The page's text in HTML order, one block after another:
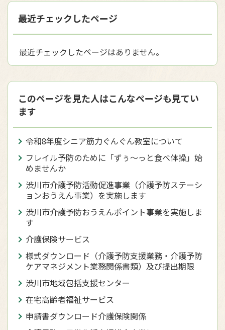
最近チェックしたページ
最近チェックしたページはありません。
このページを見た人はこんなページも見てい
ます
令和8年度シニア筋力ぐんぐん教室について
フレイル予防のために「ずぅ～っと食べ体操」始
めませんか
渋川市介護予防活動促進事業（介護予防ステーシ
ョンおうえん事業）を実施します
渋川市介護予防おうえんポイント事業を実施しま
す
介護保険サービス
様式ダウンロード（介護予防支援業務・介護予防
ケアマネジメント業務関係書類）及び提出期限
渋川市地域包括支援センター
在宅高齢者福祉サービス
申請書ダウンロード介護保険関係